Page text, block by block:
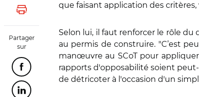
Lancer l'impression
Partager
sur
Partager cette page sur Facebook
Partager cette page sur Linkedin
que faisant application des
Selon lui, il faut renforcer le rôle
au permis de construire. "C’est
manœuvre au SCoT pour
rapports d'opposabilité soient
de détricoter à l'occasion d'un